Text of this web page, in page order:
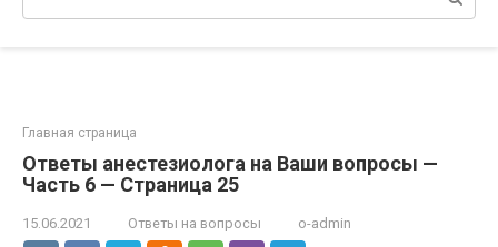
Главная страница
Ответы анестезиолога на Ваши вопросы —
Часть 6 — Страница 25
15.06.2021 Ответы на вопросы o-admin